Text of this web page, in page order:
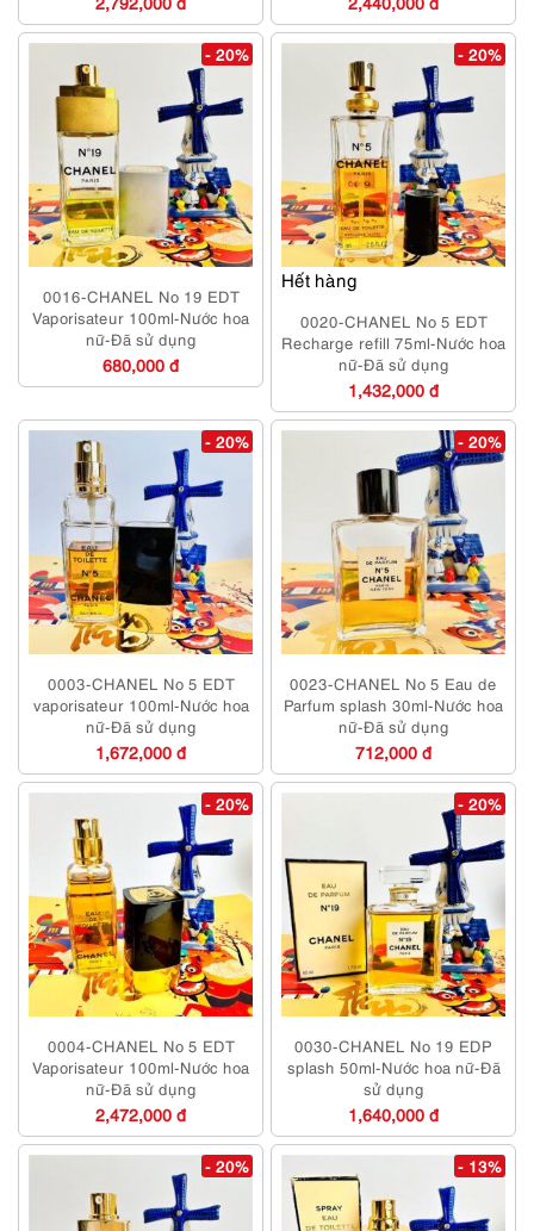
- 20%
0016-CHANEL No 19 EDT
Vaporisateur 100ml-Nước hoa
nữ-Đã sử dụng
680,000 đ
Hết hàng
- 20%
0020-CHANEL No 5 EDT
Recharge refill 75ml-Nước hoa
nữ-Đã sử dụng
1,432,000 đ
- 20%
0003-CHANEL No 5 EDT
vaporisateur 100ml-Nước hoa
nữ-Đã sử dụng
1,672,000 đ
- 20%
0023-CHANEL No 5 Eau de
Parfum splash 30ml-Nước hoa
nữ-Đã sử dụng
712,000 đ
- 20%
0004-CHANEL No 5 EDT
Vaporisateur 100ml-Nước hoa
nữ-Đã sử dụng
2,472,000 đ
- 20%
0030-CHANEL No 19 EDP
splash 50ml-Nước hoa nữ-Đã
sử dụng
1,640,000 đ
- 20% - 13%